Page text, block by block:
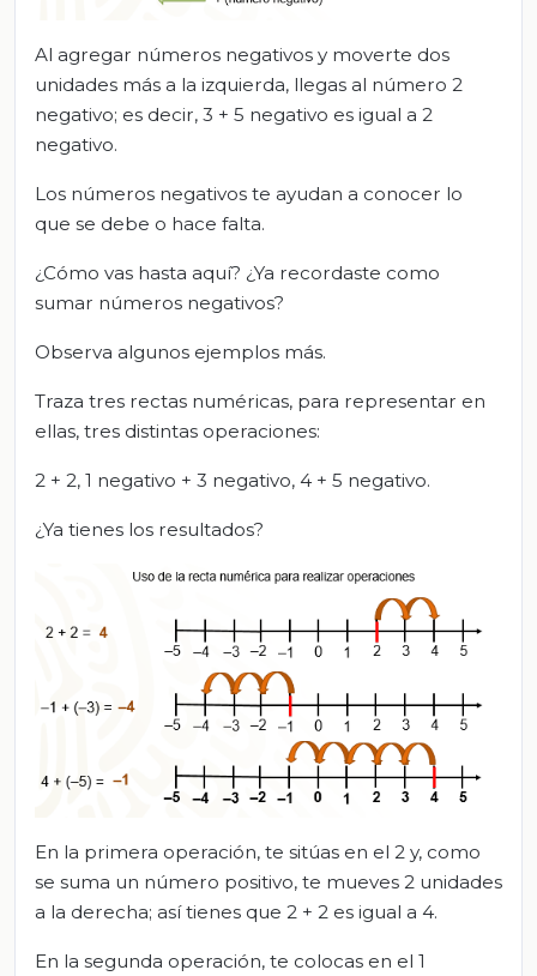
Al agregar números negativos y moverte dos
unidades más a la izquierda, llegas al número 2
negativo; es decir, 3 + 5 negativo es igual a 2
negativo.
Los números negativos te ayudan a conocer lo
que se debe o hace falta.
¿Cómo vas hasta aquí? ¿Ya recordaste como
sumar números negativos?
Observa algunos ejemplos más.
Traza tres rectas numéricas, para representar en
ellas, tres distintas operaciones:
2 + 2, 1 negativo + 3 negativo, 4 + 5 negativo.
¿Ya tienes los resultados?
En la primera operación, te sitúas en el 2 y, como
se suma un número positivo, te mueves 2 unidades
a la derecha; así tienes que 2 + 2 es igual a 4.
En la segunda operación, te colocas en el 1